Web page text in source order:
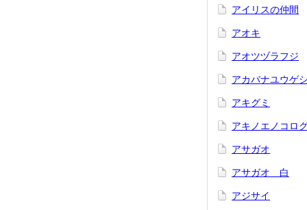
アイリスの仲間
アオキ
アオツヅラフジ
アカバナユウゲ
アキグミ
アキノエノコロ
アサガオ
アサガオ 白
アジサイ